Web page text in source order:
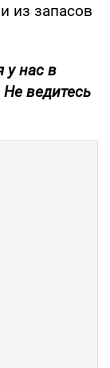
из запасов
у нас в
Не ведитесь